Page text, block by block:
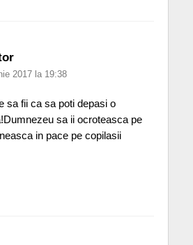
2017 la 19:38
sa fii ca sa poti depasi o
sa ii ocroteasca pe
in pace pe copilasii